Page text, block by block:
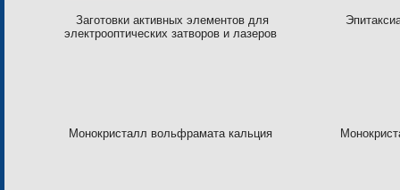
Заготовки активных элементов для
электрооптических затворов и лазеров
Монокристалл вольфрамата кальция